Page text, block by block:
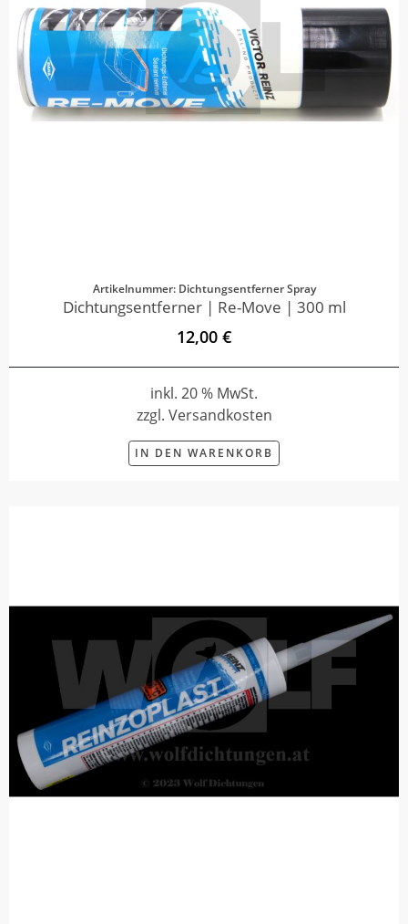
Artikelnummer: Dichtungsentferner Spray
Dichtungsentferner | Re-Move | 300 ml
12,00 €
inkl. 20 % MwSt.
zzgl. Versandkosten
IN DEN WARENKORB